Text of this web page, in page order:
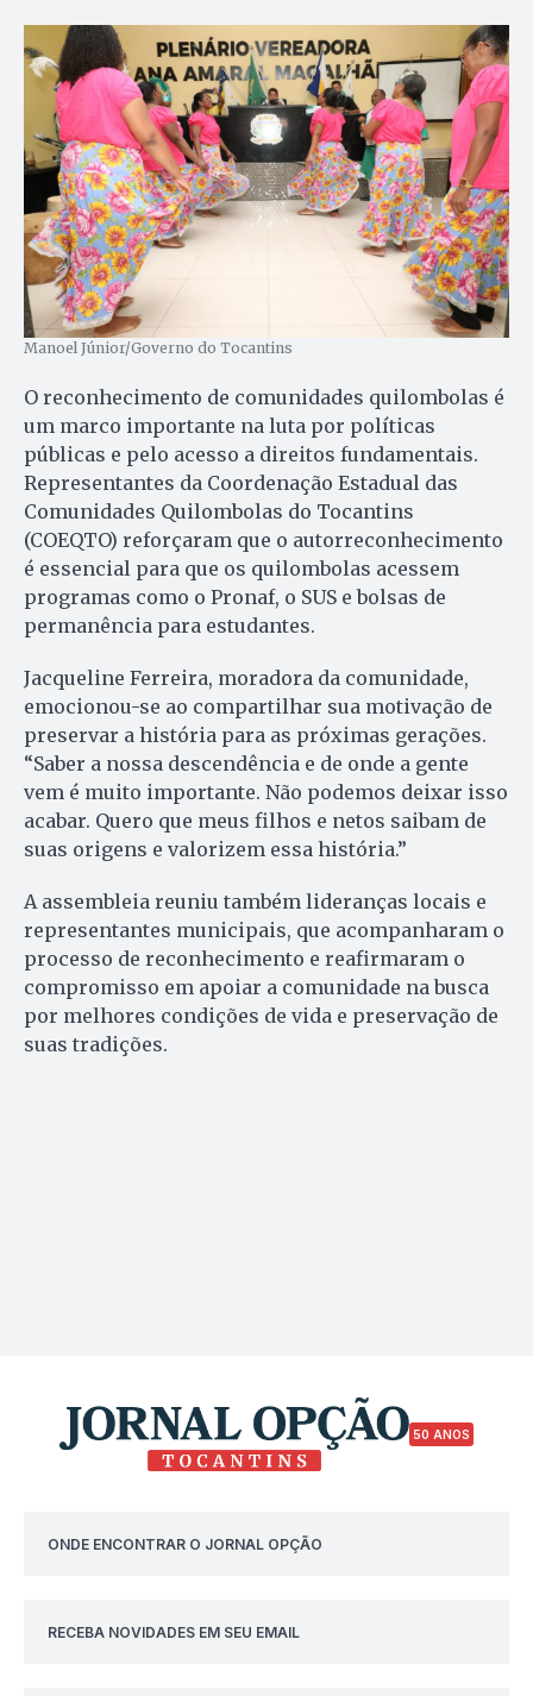
Manoel Júnior/Governo do Tocantins
O reconhecimento de comunidades quilombolas é
um marco importante na luta por políticas
públicas e pelo acesso a direitos fundamentais.
Representantes da Coordenação Estadual das
Comunidades Quilombolas do Tocantins
(COEQTO) reforçaram que o autorreconhecimento
é essencial para que os quilombolas acessem
programas como o Pronaf, o SUS e bolsas de
permanência para estudantes.
Jacqueline Ferreira, moradora da comunidade,
emocionou-se ao compartilhar sua motivação de
preservar a história para as próximas gerações.
“Saber a nossa descendência e de onde a gente
vem é muito importante. Não podemos deixar isso
acabar. Quero que meus filhos e netos saibam de
suas origens e valorizem essa história.”
A assembleia reuniu também lideranças locais e
representantes municipais, que acompanharam o
processo de reconhecimento e reafirmaram o
compromisso em apoiar a comunidade na busca
por melhores condições de vida e preservação de
suas tradições.
50 ANOS
ONDE ENCONTRAR O JORNAL OPÇÃO
RECEBA NOVIDADES EM SEU EMAIL